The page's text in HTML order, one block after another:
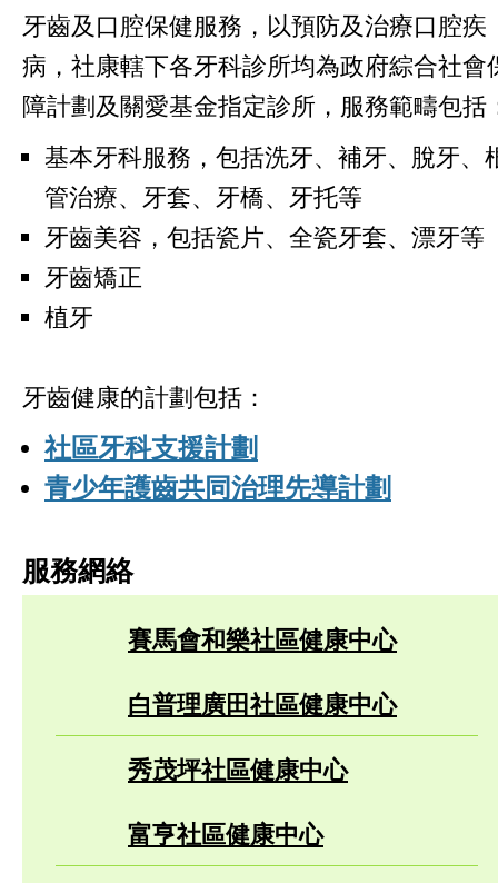
牙齒及口腔保健服務，以預防及治療口腔疾
病，社康轄下各牙科診所均為政府綜合社會
障計劃及關愛基金指定診所，服務範疇包括
基本牙科服務，包括洗牙、補牙、脫牙、
管治療、牙套、牙橋、牙托等
牙齒美容，包括瓷片、全瓷牙套、漂牙等
牙齒矯正
植牙
牙齒健康的計劃包括：
社區牙科支援計劃
青少年護齒共同治理先導計劃
服務網絡
賽馬會和樂社區健康中心
白普理廣田社區健康中心
秀茂坪社區健康中心
富亨社區健康中心